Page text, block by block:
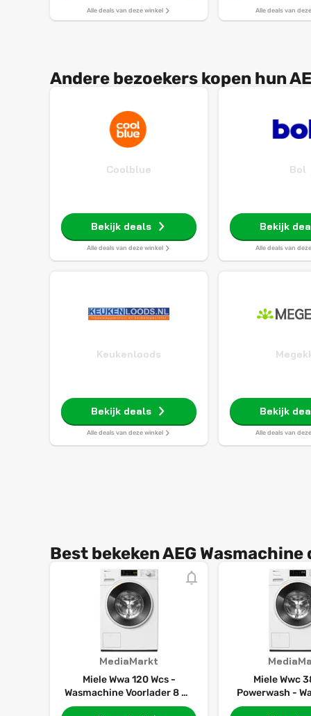
Alle deals van deze winkel Alle deals van
Andere bezoekers kopen hun
Coolblue
Bekijk deals
Alle deals van deze winkel
Bol
Bekijk
Alle deals van
Keukenloods
Bekijk deals
Alle deals van deze winkel
Bekijk
Alle deals van
Best bekeken AEG Wasmachine
MediaMarkt
Miele Wwa 120 Wcs -
Wasmachine Voorlader 8 Kg
1400 Rpm 72 Db
Miele Wwc
Powerwash -
Voorlader 8 Kg